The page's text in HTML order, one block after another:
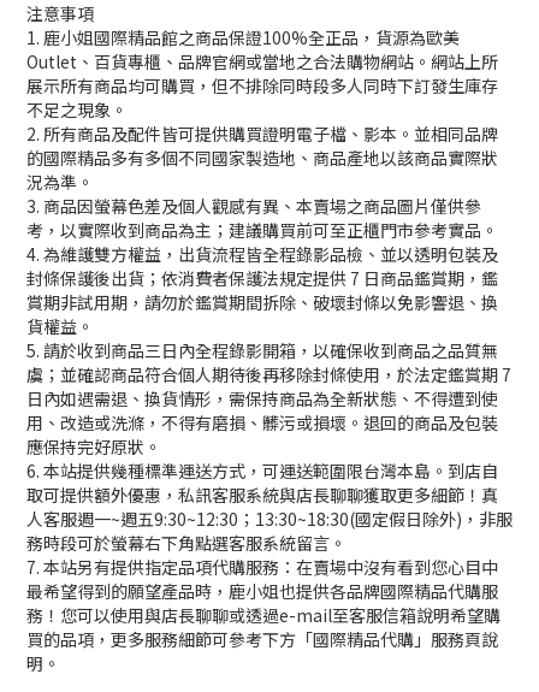
注意事項
1. 鹿小姐國際精品館之商品保證100%全正品，貨源為歐美
Outlet、百貨專櫃、品牌官網或當地之合法購物網站。網站上所
展示所有商品均可購買，但不排除同時段多人同時下訂發生庫存
不足之現象。
2. 所有商品及配件皆可提供購買證明電子檔、影本。並相同品牌
的國際精品多有多個不同國家製造地、商品產地以該商品實際狀
況為準。
3. 商品因螢幕色差及個人觀感有異、本賣場之商品圖片僅供參
考，以實際收到商品為主；建議購買前可至正櫃門市參考實品。
4. 為維護雙方權益，出貨流程皆全程錄影品檢、並以透明包裝及
封條保護後出貨；依消費者保護法規定提供 7 日商品鑑賞期，鑑
賞期非試用期，請勿於鑑賞期間拆除、破壞封條以免影響退、換
貨權益。
5. 請於收到商品三日內全程錄影開箱，以確保收到商品之品質無
虞；並確認商品符合個人期待後再移除封條使用，於法定鑑賞期 7
日內如遇需退、換貨情形，需保持商品為全新狀態、不得遭到使
用、改造或洗滌，不得有磨損、髒污或損壞。退回的商品及包裝
應保持完好原狀。
6. 本站提供幾種標準運送方式，可運送範圍限台灣本島。到店自
取可提供額外優惠，私訊客服系統與店長聊聊獲取更多細節！真
人客服週一~週五9:30~12:30；13:30~18:30(國定假日除外)，非服
務時段可於螢幕右下角點選客服系統留言。
7. 本站另有提供指定品項代購服務：在賣場中沒有看到您心目中
最希望得到的願望產品時，鹿小姐也提供各品牌國際精品代購服
務！您可以使用與店長聊聊或透過e-mail至客服信箱說明希望購
買的品項，更多服務細節可參考下方「國際精品代購」服務頁說
明。